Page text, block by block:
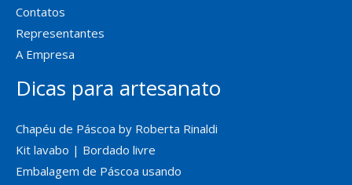
Contatos
Representantes
A Empresa
Dicas para artesanato
Chapéu de Páscoa by Roberta Rinaldi
Kit lavabo | Bordado livre
Embalagem de Páscoa usando